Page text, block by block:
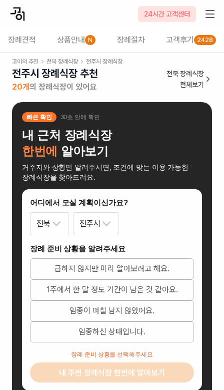
24시간 고객센터
장례견적 상품안내 N 장례절차 고객후기 2428
고이의 추천 전북 장례식장 전주시 장례식장
전주시 장례식장 추천
20개의 장례식장이 있어요
전북장례식장
전체보기
빠른 확인 30초 안에 확인
내 근처 장례식장
한번에
알아보기
거주지와 상황만 알려주시면, 조건에 맞는 이용 가능한
장례식장을 찾아드려요.
어디에서 모실 계획이신가요?
전북 전주시
장례 준비 상황을 알려주세요
급하지 않지만 미리 알아보려고 해요.
1주에서 한 달 정도 기간이 남은 것 같아요.
임종이 며칠 남지 않았어요.
임종하신 상태입니다.
장례 준비 상황을 선택해주세요
내 주변 장례식장 한번에 알아보기